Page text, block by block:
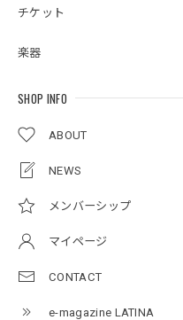
チケット
楽器
SHOP INFO
ABOUT
NEWS
メンバーシップ
マイページ
CONTACT
e-magazine LATINA